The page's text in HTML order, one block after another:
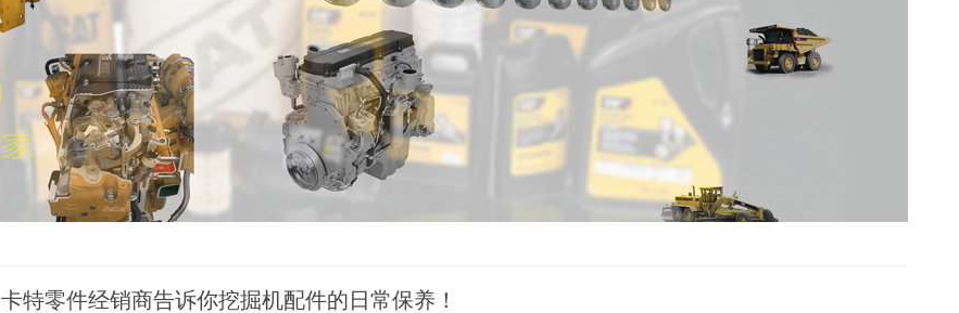
卡特零件经销商告诉你挖掘机配件的日常保养！